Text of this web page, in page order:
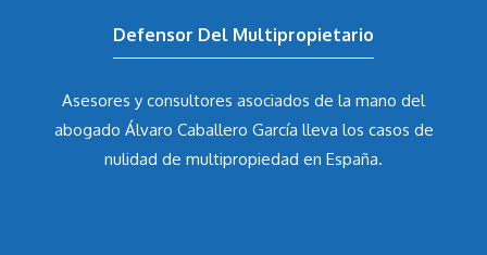
Asesores y consultores asociados de la mano del
abogado Álvaro Caballero Garcíalleva los casos de